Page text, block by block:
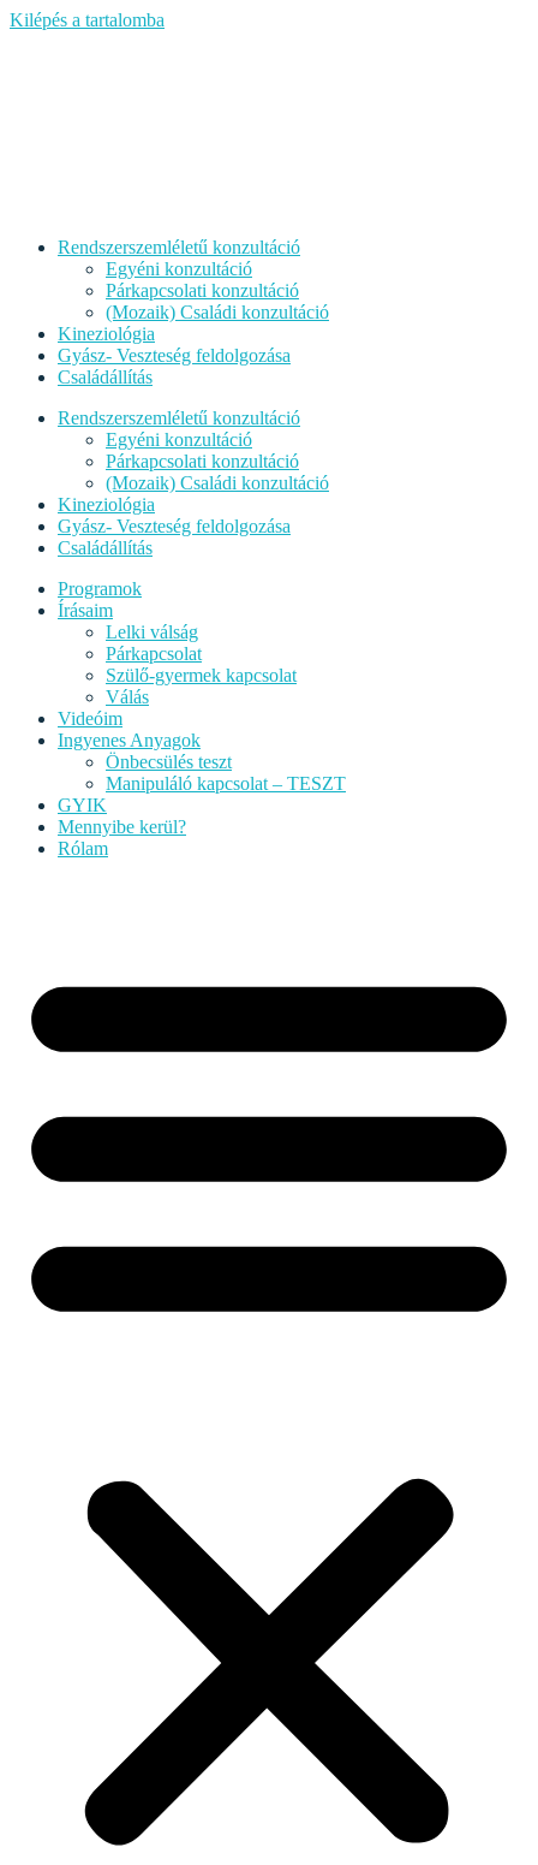
Kilépés a tartalomba
Rendszerszemléletű konzultáció
Egyéni konzultáció
Párkapcsolati konzultáció
(Mozaik) Családi konzultáció
Kineziológia
Gyász- Veszteség feldolgozása
Családállítás
Rendszerszemléletű konzultáció
Egyéni konzultáció
Párkapcsolati konzultáció
(Mozaik) Családi konzultáció
Kineziológia
Gyász- Veszteség feldolgozása
Családállítás
Programok
Írásaim
Lelki válság
Párkapcsolat
Szülő-gyermek kapcsolat
Válás
Videóim
Ingyenes Anyagok
Önbecsülés teszt
Manipuláló kapcsolat – TESZT
GYIK
Mennyibe kerül?
Rólam